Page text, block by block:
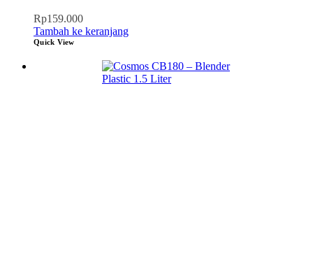
Rp159.000
Tambah ke keranjang
Quick View